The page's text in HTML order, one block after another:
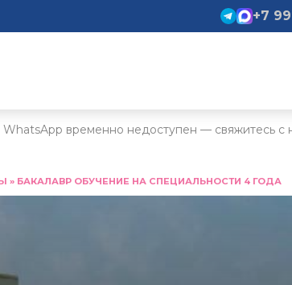
+7
WhatsApp временно недоступен — свяжитесь с
» БАКАЛАВР ОБУЧЕНИЕ НА СПЕЦИАЛЬНОСТИ 4 ГОДА